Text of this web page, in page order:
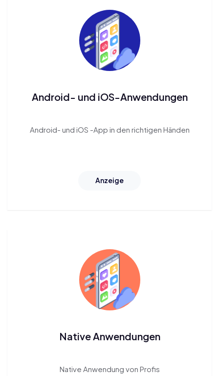
Android- und iOS-Anwendungen
Android- und iOS -App in den richtigen Händen
Anzeige
Native Anwendungen
Native Anwendung von Profis